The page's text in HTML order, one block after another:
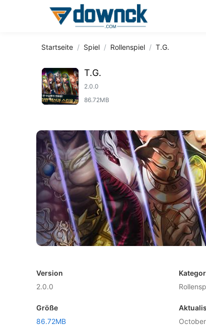
Startseite Spiel Rollenspiel T.G.
T.G.
2.0.0
86.72MB
Version
2.0.0
Größe
86.72MB